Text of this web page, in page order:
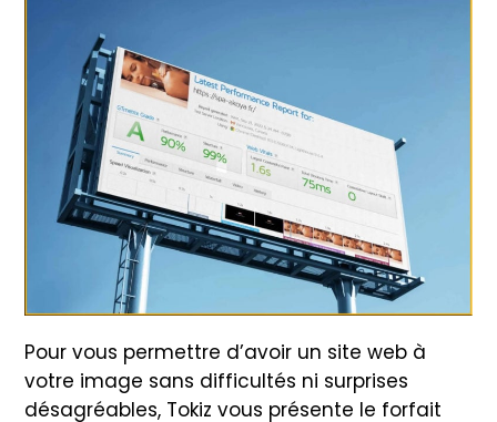
Pour vous permettre d’avoir un site web à
votre image sans difficultés ni surprises
désagréables, Tokiz vous présente le forfait